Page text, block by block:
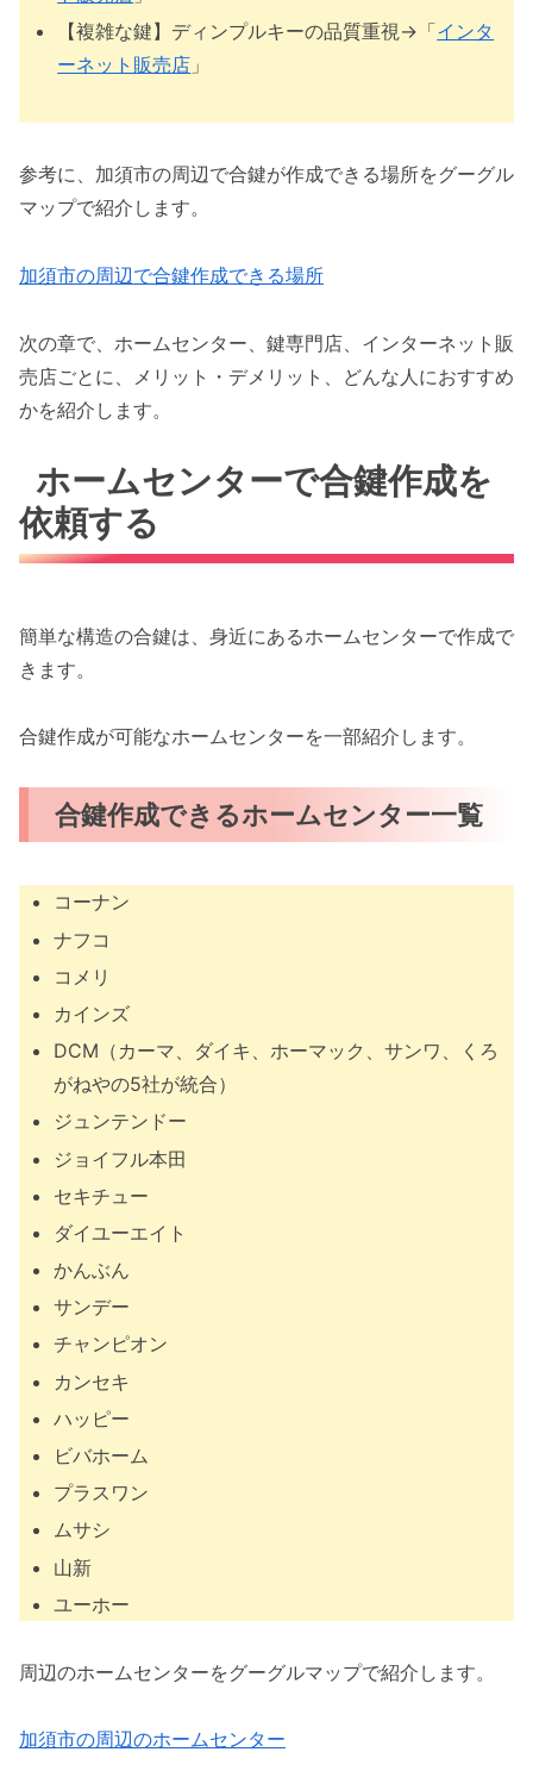
【複雑な鍵】ディンプルキーの品質重視→「インタ
ーネット販売店 」
参考に、加須市の周辺で合鍵が作成できる場所をグーグル
マップで紹介します。
加須市の周辺で合鍵作成できる場所
次の章で、ホームセンター、鍵専門店、インターネット販
売店ごとに、メリット・デメリット、どんな人におすすめ
かを紹介します。
ホームセンターで合鍵作成を
依頼する
簡単な構造の合鍵は、身近にあるホームセンターで作成で
きます。
合鍵作成が可能なホームセンターを一部紹介します。
合鍵作成できるホームセンター一覧
コーナン
ナフコ
コメリ
カインズ
DCM（カーマ、ダイキ、ホーマック、サンワ、くろ
がねやの5社が統合）
ジュンテンドー
ジョイフル本田
セキチュー
ダイユーエイト
かんぶん
サンデー
チャンピオン
カンセキ
ハッピー
ビバホーム
プラスワン
ムサシ
山新
ユーホー
周辺のホームセンターをグーグルマップで紹介します。
加須市の周辺のホームセンター